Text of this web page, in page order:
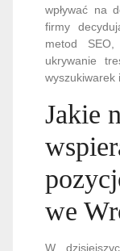
wpływać na
firmy
metod
ukrywanie
wyszukiwarek
Jakie
we
W